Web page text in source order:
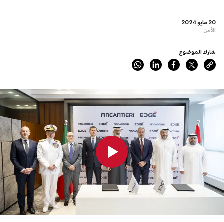
20 مايو 2024
الأمن
0:00
شارك الموضوع